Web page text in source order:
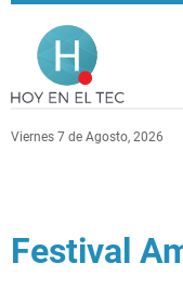
Pasar al contenido
Viernes 7 de Agosto, 2026
Festival